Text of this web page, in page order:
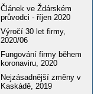
Článek ve Ždárském
průvodci - říjen 2020
Výročí 30 let firmy,
2020/06
Fungování firmy během
koronaviru, 2020
Nejzásadnější změny v
Kaskádě, 2019